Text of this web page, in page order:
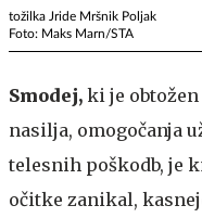
tožilka Jride Mršnik Poljak
Foto: Maks Marn/STA
Smodej, ki je
nasilja, omogočanja
telesnih poškodb, je
očitke zanikal,